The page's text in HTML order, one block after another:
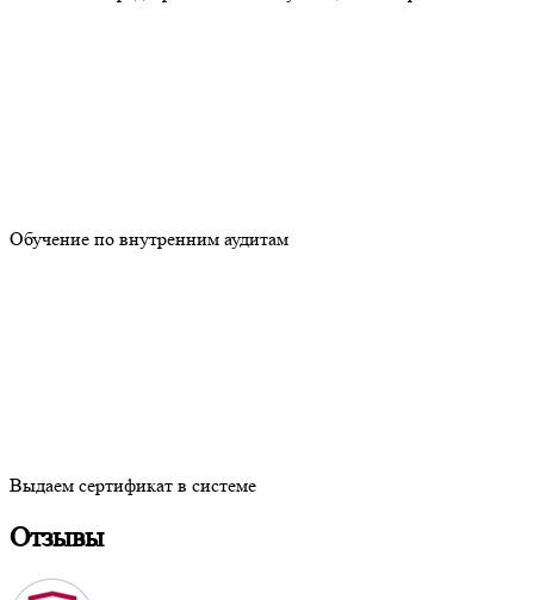
Обучение по внутренним аудитам
Выдаем сертификат в системе
Отзывы